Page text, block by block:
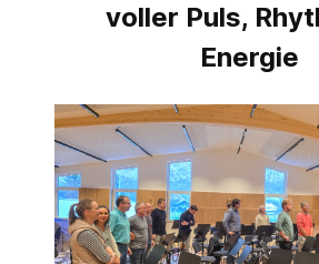
voller Puls,
Energie